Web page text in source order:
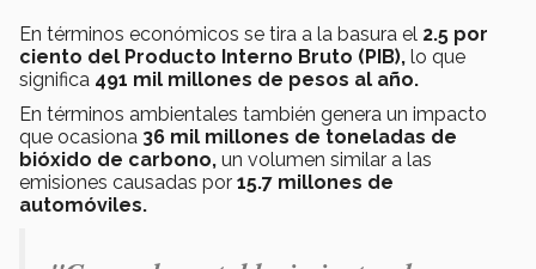
En términos económicos se tira a la basura el 2.5 por
ciento del Producto Interno Bruto (PIB), lo que
significa 491 mil millones de pesos al año.
En términos ambientales también genera un impacto
que ocasiona 36 mil millones de toneladas de
bióxido de carbono, un volumen similar a las
emisiones causadas por 15.7 millones de
automóviles.